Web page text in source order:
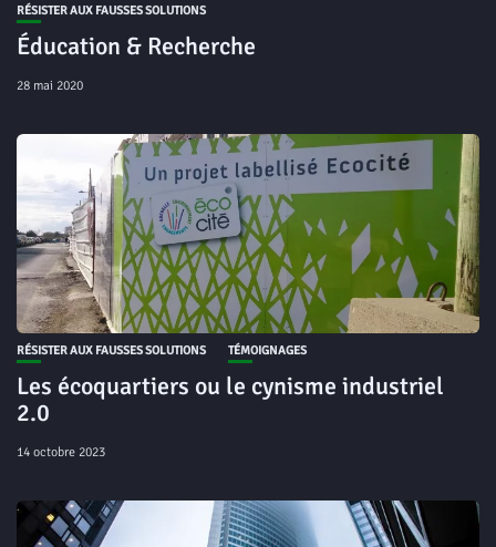
RÉSISTER AUX FAUSSES SOLUTIONS
Éducation & Recherche
28 mai 2020
RÉSISTER AUX FAUSSES SOLUTIONS TÉMOIGNAGES
Les écoquartiers ou le cynisme industriel
2.0
14 octobre 2023